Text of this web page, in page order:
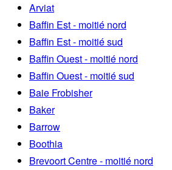
Arviat
Baffin Est - moitié nord
Baffin Est - moitié sud
Baffin Ouest - moitié nord
Baffin Ouest - moitié sud
Baie Frobisher
Baker
Barrow
Boothia
Brevoort Centre - moitié nord